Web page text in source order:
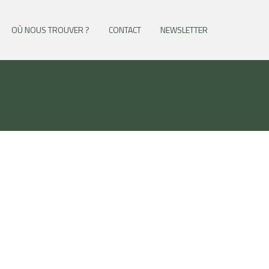
OÙ NOUS TROUVER ? CONTACT NEWSLETTER